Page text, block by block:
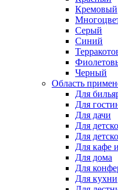
Кремовый
Серый
Синий
Черный
Область
Для
Для
Для дачи
Для
Для
Для кафе
Для дома
Для
Для кухни